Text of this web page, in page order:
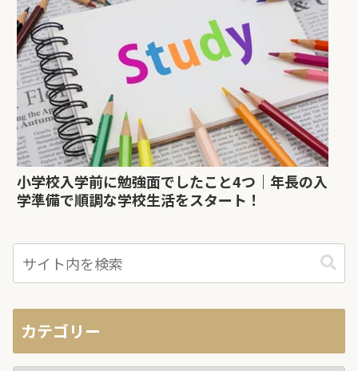
小学校入学前に勉強面でしたこと4つ｜年長の入
学準備で順調な学校生活をスタート！
カテゴリー